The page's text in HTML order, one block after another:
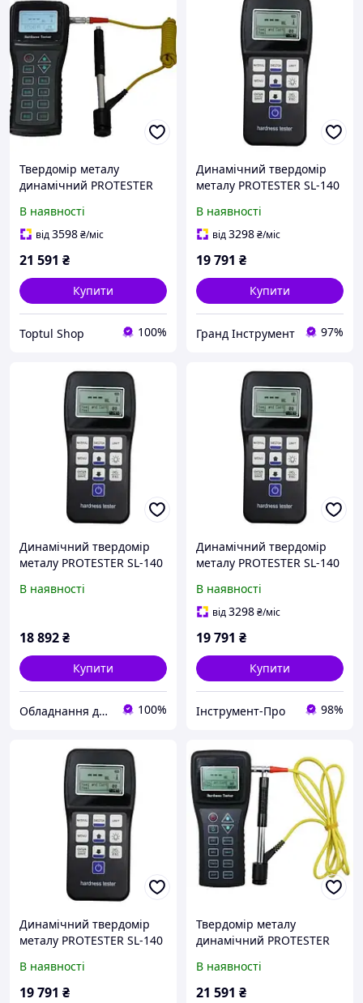
Твердомір металу
динамічний PROTESTER
В наявності
від3598₴/міс
21 591 ₴
Купити
Toptul Shop 100%
Динамічний твердомір
металу PROTESTER SL-140
В наявності
від3298₴/міс
19 791 ₴
Купити
Гранд Інструмент 97%
Динамічний твердомір
металу PROTESTER SL-140
В наявності
18 892₴
Купити
Обладнання для СТО 100%
Динамічний твердомір
металу PROTESTER SL-140
В наявності
від3298₴/міс
19 791 ₴
Купити
Інструмент-Про 98%
Динамічний твердомір
металу PROTESTER SL-140
В наявності
19 791 ₴
Твердомір металу
динамічний PROTESTER
В наявності
21 591 ₴